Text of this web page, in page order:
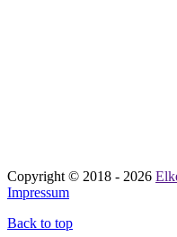
Copyright © 2018 - 2026
Impressum
Back to top